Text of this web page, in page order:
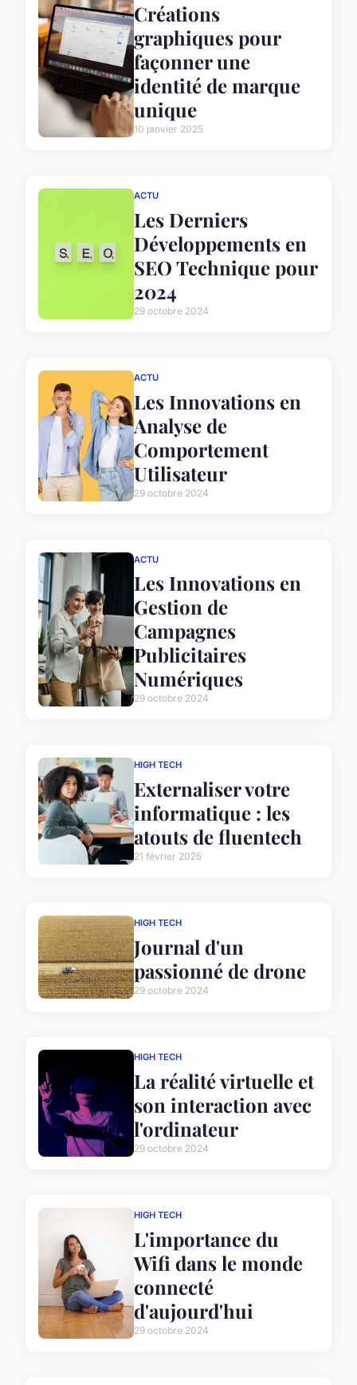
Créations
graphiques pour
façonner une
identité de marque
unique
10 janvier 2025
ACTU
Les Derniers
Développements en
SEO Technique pour
2024
29 octobre 2024
ACTU
Les Innovations en
Analyse de
Comportement
Utilisateur
29 octobre 2024
ACTU
Les Innovations en
Gestion de
Campagnes
Publicitaires
Numériques
29 octobre 2024
HIGH TECH
Externaliser votre
informatique : les
atouts de fluentech
21 février 2025
HIGH TECH
Journal d'un
passionné de drone
29 octobre 2024
HIGH TECH
La réalité virtuelle et
son interaction avec
l'ordinateur
29 octobre 2024
HIGH TECH
L'importance du
Wifi dans le monde
connecté
d'aujourd'hui
29 octobre 2024